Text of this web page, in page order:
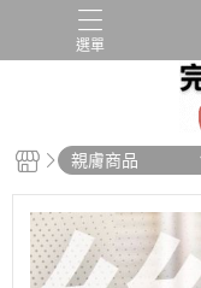
選單
假髮帽 假髮清潔
親膚商品